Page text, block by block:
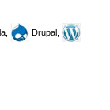
Drupal,